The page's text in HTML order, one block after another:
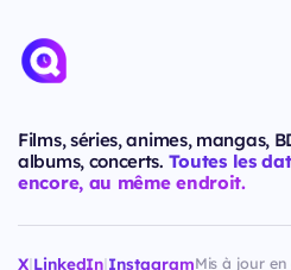
Films, séries, animes, mangas,
albums, concerts. Toutes les
encore, au même endroit.
X|LinkedIn|InstagramMis à jour en